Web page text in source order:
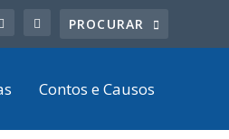
Contos e Causos